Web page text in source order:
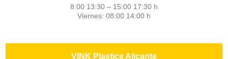
8:00 13:30 – 15:00 17:30 h
Viernes: 08:00 14:00 h
VINK Plastics Alicante